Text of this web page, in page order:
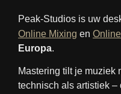
Peak-Studios is uw
Online Mixing en
Europa.
Mastering tilt je muziek
technisch als artistiek –